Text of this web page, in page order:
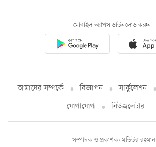
মোবাইল অ্যাপস ডাউনলোড করুন
আমাদের সম্পর্কে বিজ্ঞাপন সার্কুলেশন
যোগাযোগ
নিউজলেটার
সম্পাদক ও প্রকাশক: মতিউর রহমান